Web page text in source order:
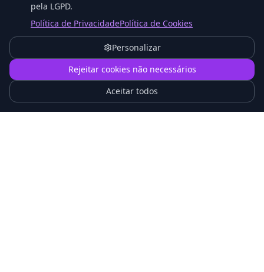
Open Source: O Cavalo Vencedor na Corrida da
IA Contra Gigantes Tech
1
pela LGPD.
Política de PrivacidadePolítica de Cookies
Personalizar
Rejeitar cookies não necessários
Aceitar todos